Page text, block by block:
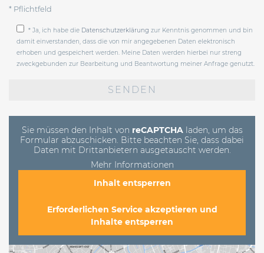
* Pflichtfeld
* Ja, ich habe die Datenschutzerklärung zur Kenntnis genommen und bin
damit einverstanden, dass die von mir angegebenen Daten elektronisch
erhoben und gespeichert werden. Meine Daten werden hierbei nur streng
zweckgebunden zur Bearbeitung und Beantwortung meiner Anfrage genutzt.
Sie müssen den Inhalt von reCAPTCHAladen, um das
Formular abzuschicken. Bitte beachten Sie, dass dabei
Daten mit Drittanbietern ausgetauscht werden.
Mehr Informationen
Inhalt entsperren
Erforderlichen Service akzeptieren und
Inhalte entsperren